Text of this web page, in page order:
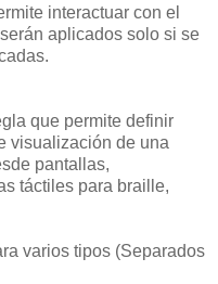
interactuar con el
aplicados solo si se
que permite definir
visualización de una
pantallas,
táctiles para braille,
varios tipos (Separados